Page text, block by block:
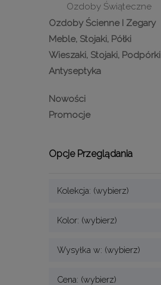
Ozdoby Świąteczne
Ozdoby Ścienne I Zegary
Meble, Stojaki, Półki
Wieszaki, Stojaki, Podpórki
Antyseptyka
Nowości
Promocje
Opcje Przeglądania
Kolekcja: (wybierz)
Kolor: (wybierz)
Wysyłka w: (wybierz)
Cena: (wybierz)